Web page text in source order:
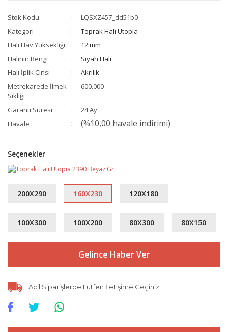
Stok Kodu
LQSXZ457_dd51b0
Kategori
Toprak Halı Utopia
Halı Hav Yüksekliği
12 mm
Halının Rengi
Siyah Halı
Halı İplik Cinsi
Akrilik
Metrekarede İlmek
Sıklığı
600.000
Garanti Süresi
24 Ay
Havale
(%10,00 havale indirimi)
Seçenekler
200X290 160X230 120X180
100X300 100X200 80X300 80X150
Gelince Haber Ver
Acil Siparişlerde Lütfen İletişime Geçiniz